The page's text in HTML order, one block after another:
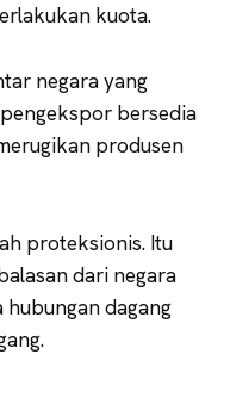
kuota.
negara yang
bersedia
produsen
proteksionis. Itu
dari negara
dagang